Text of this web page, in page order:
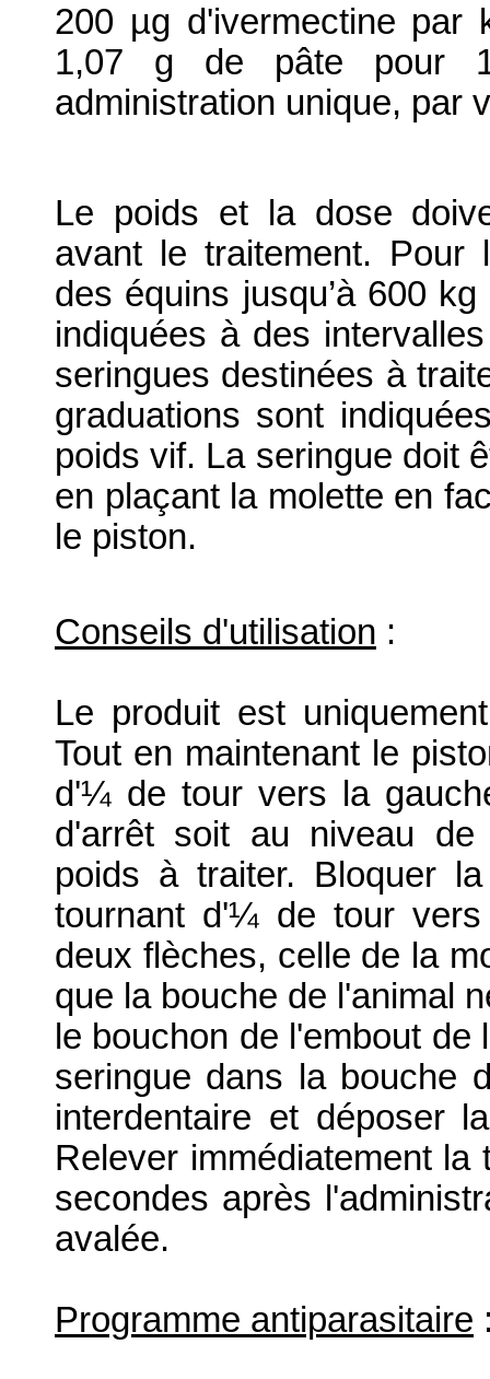
200 µg d'ivermectine par
1,07 g de pâte pour
administration unique, par
Le poids et la dose
avant le traitement. Pour
des équins jusqu’à 600
indiquées à des
seringues destinées à
graduations sont
poids vif. La seringue doit
en plaçant la molette en
le piston.
Conseils d'utilisation :
Le produit est
Tout en maintenant le
d'¼ de tour vers la
d'arrêt soit au niveau de
poids à traiter. Bloquer
tournant d'¼de tour vers
deux flèches, celle de la
que la bouche de l'animal
le bouchon de l'embout
seringue dans la bouche
interdentaire et déposer
Relever immédiatement la
secondes après
avalée.
Programme antiparasitaire